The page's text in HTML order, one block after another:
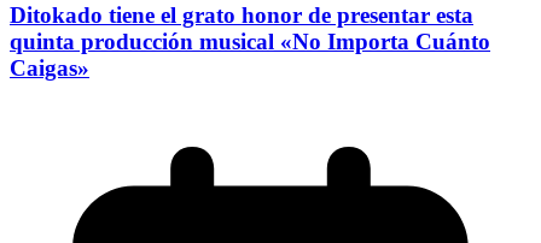
Ditokado tiene el grato honor de presentar esta
quinta producción musical «No Importa Cuánto
Caigas»